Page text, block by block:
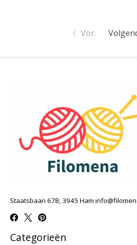
Vor.
Staatsbaan 67B, 3945 Ham
Categorieën